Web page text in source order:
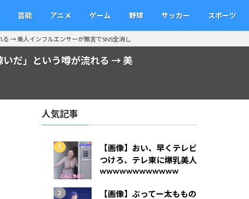
芸能 アニメ ゲーム 野球 サッカー スポーツ
→ 美人インフルエンサーが無言でSNS全消し
いだ」という噂が流れる → 美
人気記事
【画像】おい、早くテレビ
つけろ、テレ東に爆乳美人
wwwwwwwwwwww
【画像】ぶってー太ももの